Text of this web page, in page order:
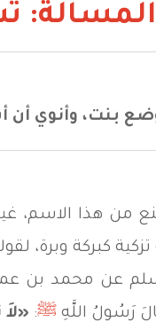
بنت، وأنوي أن
من هذا الاسم،
كبركة وبرة،
عن محمد بن
رَسُولُ اللَّهِ ﷺ: